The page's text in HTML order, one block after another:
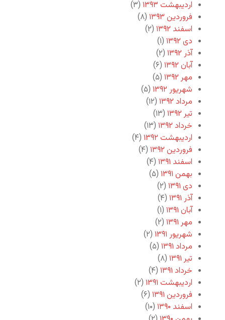
اردیبهشت ۱۳۹۳
(۳)
فروردین ۱۳۹۳
(۸)
اسفند ۱۳۹۲
(۲)
دی ۱۳۹۲
(۱)
آذر ۱۳۹۲
(۲)
آبان ۱۳۹۲
(۶)
مهر ۱۳۹۲
(۵)
شهریور ۱۳۹۲
(۵)
مرداد ۱۳۹۲
(۱۲)
تیر ۱۳۹۲
(۱۳)
خرداد ۱۳۹۲
(۱۳)
اردیبهشت ۱۳۹۲
(۴)
فروردین ۱۳۹۲
(۴)
اسفند ۱۳۹۱
(۴)
بهمن ۱۳۹۱
(۵)
دی ۱۳۹۱
(۲)
آذر ۱۳۹۱
(۴)
آبان ۱۳۹۱
(۱)
مهر ۱۳۹۱
(۲)
شهریور ۱۳۹۱
(۲)
مرداد ۱۳۹۱
(۵)
تیر ۱۳۹۱
(۸)
خرداد ۱۳۹۱
(۴)
اردیبهشت ۱۳۹۱
(۲)
فروردین ۱۳۹۱
(۶)
اسفند ۱۳۹۰
(۱۰)